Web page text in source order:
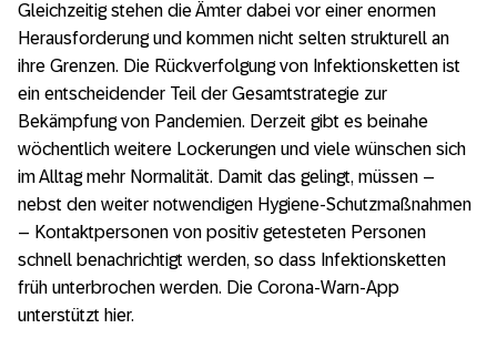
und SAP veröffentlichen Corona-Warn-App
Die populärsten Irrtümer zur Corona-Warn-
App
Corona-Warn-App Entwicklung: „Wir
befinden uns in der heißen Phase“
Warum es sich lohnt, die Corona-Warn-App
zu installieren
Corona-Warn-App: Demokratie und
Digitalisierung brauchen einander
Gleichzeitig stehen die Ämter dabei vor einer enormen
Herausforderung und kommen nicht selten strukturell an
ihre Grenzen. Die Rückverfolgung von Infektionsketten ist
ein entscheidender Teil der Gesamtstrategie zur
Bekämpfung von Pandemien. Derzeit gibt es beinahe
wöchentlich weitere Lockerungen und viele wünschen sich
im Alltag mehr Normalität. Damit das gelingt, müssen –
nebst den weiter notwendigen Hygiene-Schutzmaßnahmen
– Kontaktpersonen von positiv getesteten Personen
schnell benachrichtigt werden, so dass Infektionsketten
früh unterbrochen werden. Die Corona-Warn-App
unterstützt hier.